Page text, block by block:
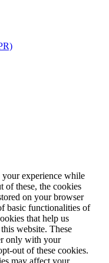
experience while
of these, the cookies
on your browser
basic functionalities of
that help us
website. These
only with your
out of these cookies.
may affect your